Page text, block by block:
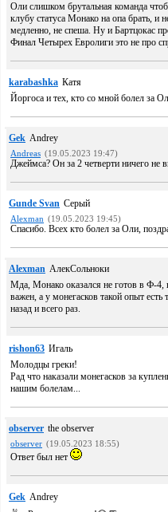
Оли слишком брутальная команда
клубу статуса Монако на опа брать, и
медленно, не спеша. Ну и Бартцокас
Финал Четырех Евролиги это не про
karabashka Катя
Йоргоса и тех, кто со мной болел за
Gek Andrey
Andreas (19.05.2023 19:47)
Джеймса? Он за 2 четверти ничего не
Gunde Svan Серый
Alexman (19.05.2023 19:45)
Спасибо. Всех кто болел за Оли,
Alexman АлекСольноки
Мда, Монако оказался не готов в Ф-4,
важен, а у монегасков такой опыт
назад и всего раз.
rishon63 Игаль
Молодцы греки!
Рад что наказали монегасков за
нашим болелам...
observer the observer
observer (19.05.2023 18:55)
Ответ был нет
Gek Andrey